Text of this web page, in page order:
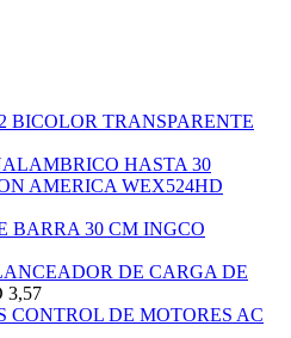
BICOLOR TRANSPARENTE
HASTA 30
AMERICA WEX524HD
BARRA 30 CM INGCO
DE CARGA DE
3,57
CONTROL DE MOTORES AC